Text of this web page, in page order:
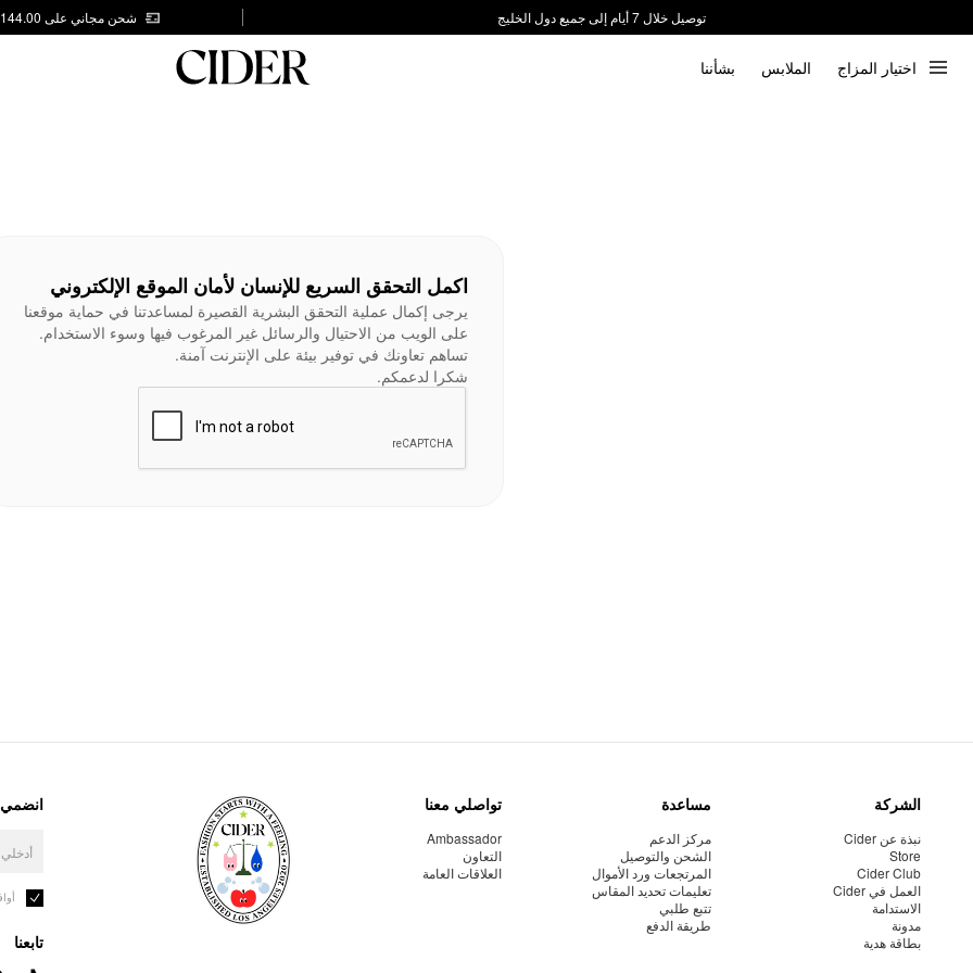
توصيل خلال 7 أيام إلى جميع دول الخليج
شحن مجاني على AED 144.00
اختيار المزاج الملابس بشأننا
اكمل التحقق السريع للإنسان لأمان الموقع الإلكتروني
يرجى إكمال عملية التحقق البشرية القصيرة لمساعدتنا في حماية موقعنا
على الويب من الاحتيال والرسائل غير المرغوب فيها وسوء الاستخدام.
تساهم تعاونك في توفير بيئة على الإنترنت آمنة.
شكرا لدعمكم.
الشركة
نبذة عن Cider
Store
Cider Club
العمل في Cider
الاستدامة
مدونة
بطاقة هدية
مساعدة
مركز الدعم
الشحن والتوصيل
المرتجعات ورد الأموال
تعليمات تحديد المقاس
تتبع طلبي
طريقة الدفع
تواصلي معنا
Ambassador
التعاون
العلاقات العامة
انضمي
تابعنا